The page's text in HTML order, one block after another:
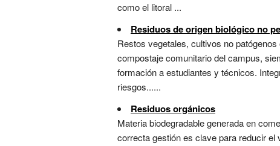
como el litoral ...
Residuos de origen biológico no
Restos vegetales, cultivos no
compostaje comunitario del campus,
formación a estudiantes y técnicos.
riesgos......
Residuos orgánicos
Materia biodegradable generada en
correcta gestión es clave para reducir